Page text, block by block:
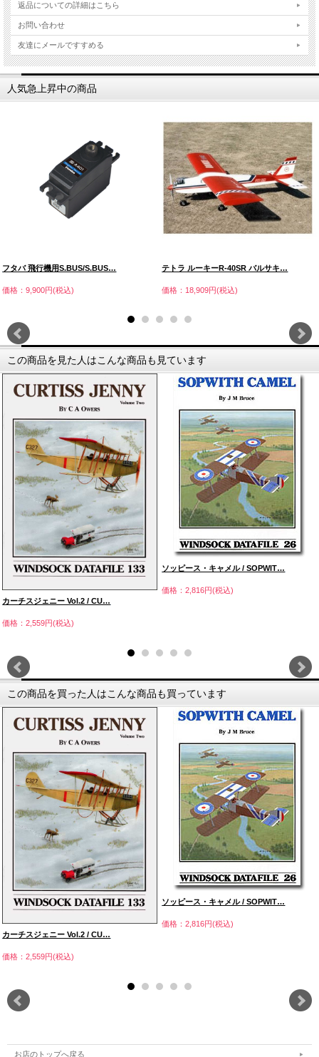
返品についての詳細はこちら
お問い合わせ
友達にメールですすめる
人気急上昇中の商品
フタバ 飛行機用S.BUS/S.BUS…
価格：9,900円(税込)
テトラ ルーキーR-40SR バルサキ…
価格：18,909円(税込)
この商品を見た人はこんな商品も見ています
カーチスジェニー Vol.2 / CU…
価格：2,559円(税込)
ソッピース・キャメル / SOPWIT…
価格：2,816円(税込)
この商品を買った人はこんな商品も買っています
カーチスジェニー Vol.2 / CU…
価格：2,559円(税込)
ソッピース・キャメル / SOPWIT…
価格：2,816円(税込)
お店のトップへ戻る